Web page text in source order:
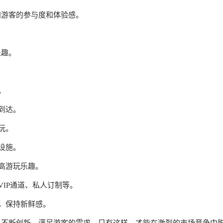
客的参与度和体验感。
。
达。
。
施。
游玩乐趣。
通道、私人订制等。
保持新鲜感。